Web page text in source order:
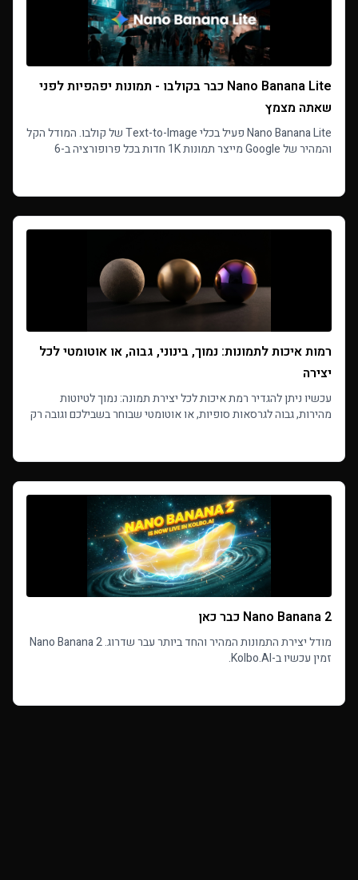
Nano Banana Lite כבר בקולבו - תמונות יפהפיות לפני
שאתה מצמץ
Nano Banana Lite פעיל בכלי Text-to-Image של קולבו. המודל הקל
והמהיר של Google מייצר תמונות 1K חדות בכל פרופורציה ב-6
רמות איכות לתמונות: נמוך, בינוני, גבוה, או אוטומטי לכל
יצירה
עכשיו ניתן להגדיר רמת איכות לכל יצירת תמונה: נמוך לטיוטות
מהירות, גבוה לגרסאות סופיות, או אוטומטי שבוחר בשבילכם וגובה רק
Nano Banana 2 כבר כאן
מודל יצירת התמונות המהיר והחד ביותר עבר שדרוג. Nano Banana 2
זמין עכשיו ב-Kolbo.AI.